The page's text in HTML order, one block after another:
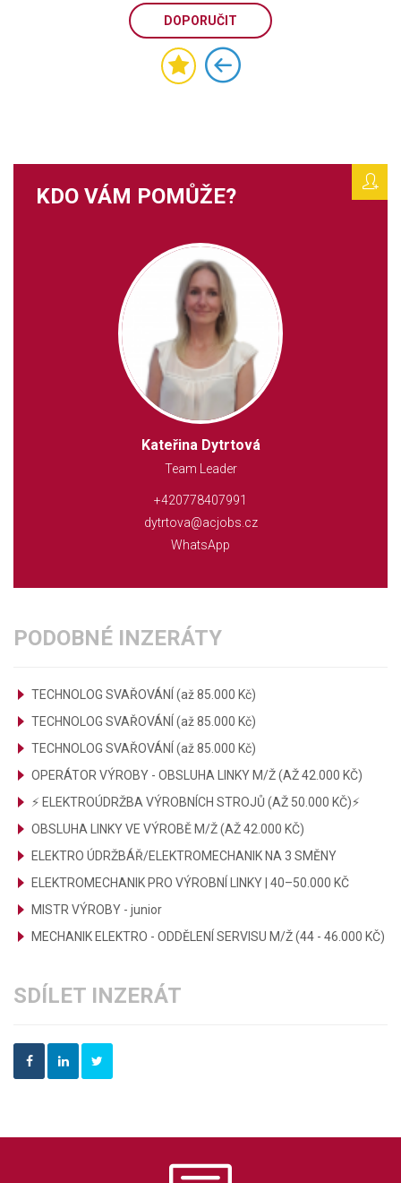
DOPORUČIT
KDO VÁM POMŮŽE?
Kateřina Dytrtová
Team Leader
+420778407991
dytrtova@acjobs.cz
WhatsApp
PODOBNÉ INZERÁTY
TECHNOLOG SVAŘOVÁNÍ (až 85.000 Kč)
TECHNOLOG SVAŘOVÁNÍ (až 85.000 Kč)
TECHNOLOG SVAŘOVÁNÍ (až 85.000 Kč)
OPERÁTOR VÝROBY - OBSLUHA LINKY M/Ž (AŽ 42.000 KČ)
⚡ ELEKTROÚDRŽBA VÝROBNÍCH STROJŮ (AŽ 50.000 KČ)⚡
OBSLUHA LINKY VE VÝROBĚ M/Ž (AŽ 42.000 KČ)
ELEKTRO ÚDRŽBÁŘ/ELEKTROMECHANIK NA 3 SMĚNY
ELEKTROMECHANIK PRO VÝROBNÍ LINKY | 40–50.000 KČ
MISTR VÝROBY - junior
MECHANIK ELEKTRO - ODDĚLENÍ SERVISU M/Ž (44 - 46.000 KČ)
SDÍLET INZERÁT